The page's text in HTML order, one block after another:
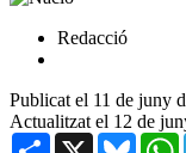
Redacció
Publicat el 11 de juny
Actualitzat el 12 de
Share X